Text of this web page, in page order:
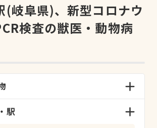
(岐阜県)、新型コロナウ
検査の獣医・動物病
駅